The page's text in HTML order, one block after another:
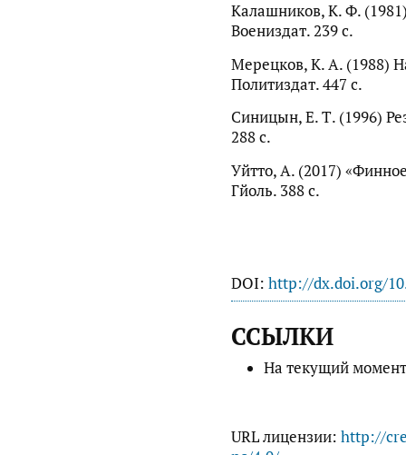
Калашников, К. Ф.
Воениздат. 239 с.
Мерецков, К. А. (1988)
Политиздат. 447 с.
Синицын, Е. Т. (1996)
288 с.
Уйтто, А. (2017)
Гйоль. 388 с.
DOI: http://dx.doi.org/
ССЫЛКИ
На текущий
URL лицензии: http://